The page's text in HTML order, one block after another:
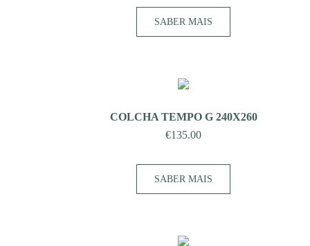
SABER MAIS
COLCHA TEMPO G 240X260
€135.00
SABER MAIS